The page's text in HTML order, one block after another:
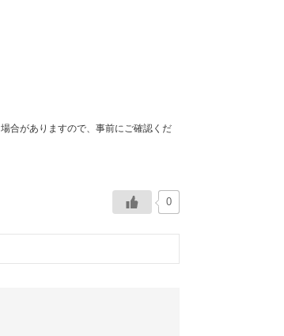
合がありますので、事前にご確認くだ
0